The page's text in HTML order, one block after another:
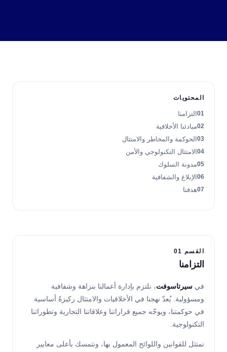
المحتويات
التزامنا
مبادئنا الأخلاقية
الحوكمة والمخاطر والامتثال
الامتثال التكنولوجي والأمن
مدونة السلوك
الإبلاغ والشفافية
هدفنا
القسم 01
التزامنا
في سيرتاسوفت، نلتزم بإدارة أعمالنا بنزاهة وشفافية
ومسؤولية. يُعدّ نهجنا في الأخلاقيات والامتثال ركيزةً أساسية
في حوكمتنا، ويوجّه جميع قراراتنا وعلاقاتنا التجارية وتطوراتنا
التكنولوجية.
نمتثل للقوانين واللوائح المعمول بها، ونتمسك بأعلى معايير